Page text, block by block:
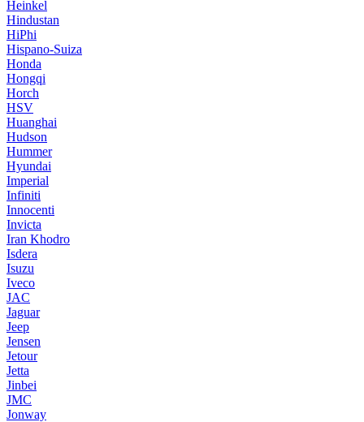
Heinkel
Hindustan
HiPhi
Hispano-Suiza
Honda
Hongqi
Horch
HSV
Huanghai
Hudson
Hummer
Hyundai
Imperial
Infiniti
Innocenti
Invicta
Iran Khodro
Isdera
Isuzu
Iveco
JAC
Jaguar
Jeep
Jensen
Jetour
Jetta
Jinbei
JMC
Jonway